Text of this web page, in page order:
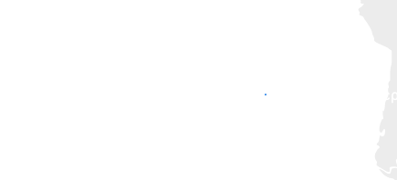
Προσελκύστε νέους επισκέπτες